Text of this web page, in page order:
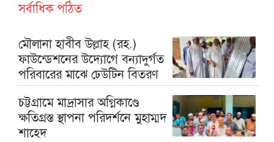
সর্বাধিক পঠিত
মৌলানা হাবীব উল্লাহ (রহ.)
ফাউন্ডেশনের উদ্যোগে বন্যাদুর্গত
পরিবারের মাঝে ঢেউটিন বিতরণ
চট্টগ্রামে মাদ্রাসার অগ্নিকাণ্ডে
ক্ষতিগ্রস্ত স্থাপনা পরিদর্শনে মুহাম্মদ
শাহেদ